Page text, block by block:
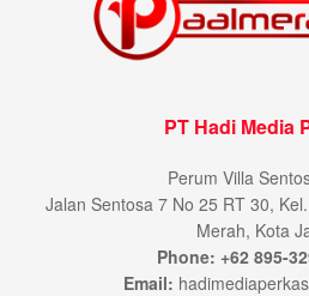
PT Hadi Media
Perum Villa
Jalan Sentosa 7 No 25 RT 30,
Merah, Kota
Phone: +62 895-
Email: